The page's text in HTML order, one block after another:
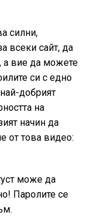
силни,
всеки сайт, да
а вие да можете
си с едно
добрият
на
начин да
от това видео:
може да
Паролите се